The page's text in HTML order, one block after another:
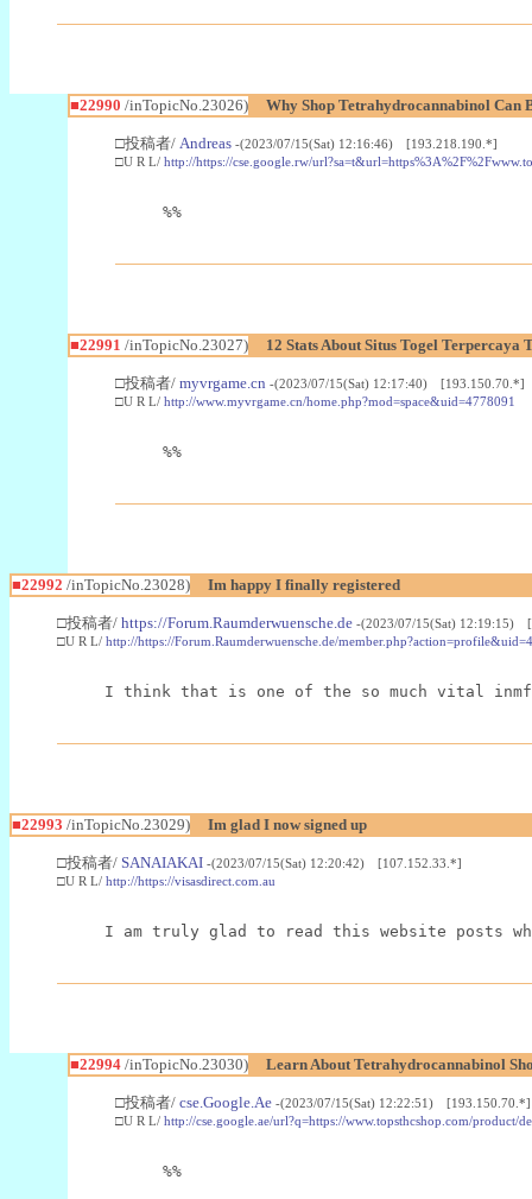
■22990 /inTopicNo.23026) Why Shop Tetrahydrocannabinol Can
□投稿者/ Andreas -(2023/07/15(Sat) 12:16:46) [193.218.190.*]
□U R L/ http://https://cse.google.rw/
%%
■22991 /inTopicNo.23027) 12 Stats About Situs Togel Terpercaya
□投稿者/ myvrgame.cn -(2023/07/15(Sat) 12:17:40) [193.150.70.*]
□U R L/ http://www.myvrgame.cn/home.php?mod=space&uid=4778091
%%
■22992 /inTopicNo.23028) Im happy I finally registered
□投稿者/ https://Forum.Raumderwuensche.de -(2023/07/15(Sat) 12:19:15)
□U R L/ http://https://Forum.Raumderwuensche.de/
I think that is one of the so much vital
■22993 /inTopicNo.23029) Im glad I now signed up
□投稿者/ SANAIAKAI -(2023/07/15(Sat) 12:20:42) [107.152.33.*]
□U R L/ http://https://visasdirect.com.au
I am truly glad to read this website posts
■22994/inTopicNo.23030) Learn About Tetrahydrocannabinol
□投稿者/ cse.Google.Ae -(2023/07/15(Sat) 12:22:51) [193.150.70.*]
□U R L/ http://cse.google.ae/url?q=https://www.topsthcshop.com/
%%